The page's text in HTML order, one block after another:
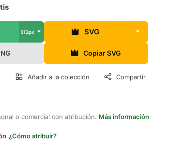
512px SVG
Copiar SVG
Añadir a la colección Compartir
o comercial con atribución. Más información
¿Cómo atribuir?